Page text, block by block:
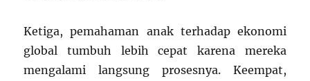
Ketiga, pemahaman anak terhadap ekonomi
global tumbuh lebih cepat karena mereka
mengalami langsung prosesnya. Keempat,